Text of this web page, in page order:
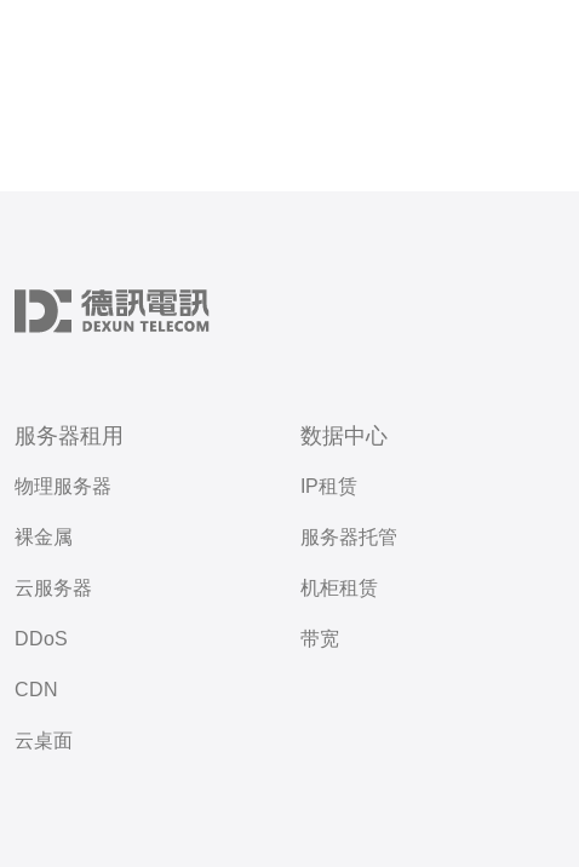
服务器租用
物理服务器
裸金属
云服务器
DDoS
CDN
云桌面
数据中心
IP租赁
服务器托管
机柜租赁
带宽